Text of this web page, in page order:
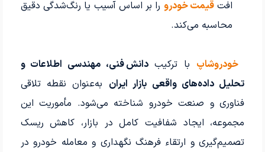
افتقیمت خودرو را بر اساس آسیب یا رنگ‌شدگی دقیق
محاسبه می‌کند.
خودروشاپ با ترکیبدانش فنی، مهندسی اطلاعات و
تحلیل داده‌های واقعی بازار ایران به‌عنوان نقطه تلاقی
فناوری و صنعت خودرو شناخته می‌شود. مأموریت این
مجموعه، ایجاد شفافیت کامل در بازار، کاهش ریسک
تصمیم‌گیری و ارتقاء فرهنگ نگهداری و معامله خودرو در